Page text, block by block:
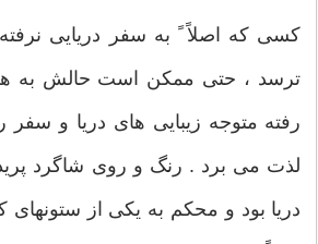
کسی که اصلاً ً به سفر دریایی
ترسد ، حتی ممکن است حالش به هم
رفته متوجه زیبایی های دریا و
لذت می برد . رنگ و روی شاگرد
دریا بود و محکم به یکی از